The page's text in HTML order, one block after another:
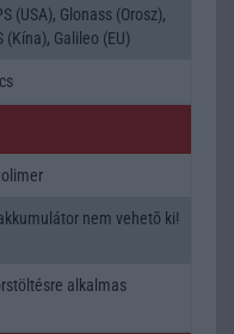
(USA), Glonass (Orosz),
(Kína), Galileo (EU)
nem vehetõ ki!
alkalmas